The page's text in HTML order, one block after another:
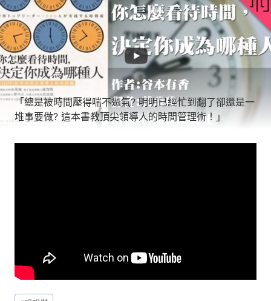
「總是被時間壓得喘不過氣? 明明已經忙到翻了卻還是一
堆事要做? 這本書教頂尖領導人的時間管理術！」
Post